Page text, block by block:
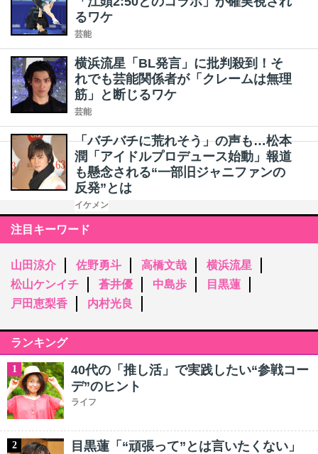
るワケ
芸能
横浜流星「BL発言」に批判殺到！そ
れでも芸能関係者が「クレームは無理
筋」と断じるワケ
芸能
「バチバチに荒れそう」の声も…松本
潤「アイドルプロデュース始動」報道
も懸念される“一部旧ジャニファンの
反発”とは
イケメン
注目キーワード
山田涼介 佐野勇斗 高橋文哉
横浜流星
松山ケンイチ
蒼井優 中島歩
目黒蓮
戸田恵梨香
内村光良
ランキング
1
40代の「推し活」で実践したい“参戦コー
デ”のヒント
ライフ
2
目黒蓮「“頑張って”とは言いたくない」